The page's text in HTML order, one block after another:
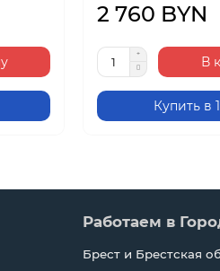
2 760 BYN
В
Купить в
Работаем в
Брест и Брестская